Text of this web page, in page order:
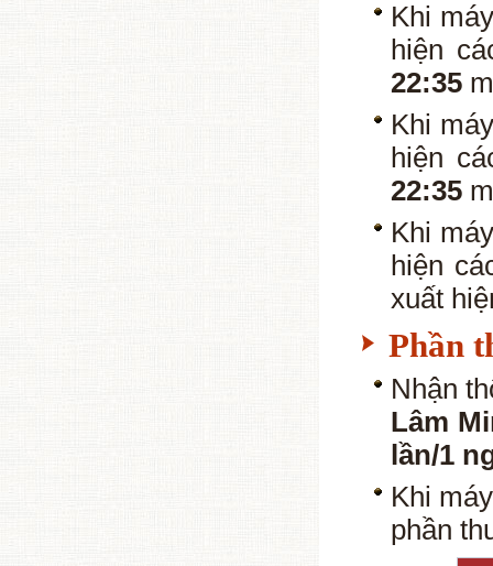
Khi
hiện
22:35
Khi
hiện
22:35
Khi
hiện
xuất
Phần
Nhận
Lâm
lần/1
Khi
phần